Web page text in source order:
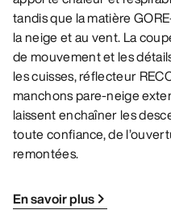
tandis que la matière
la neige et au vent. La
de mouvement et les
les cuisses, réflecteur
manchons pare-neige
laissent enchaîner les
toute confiance, de
remontées.
En savoir plus